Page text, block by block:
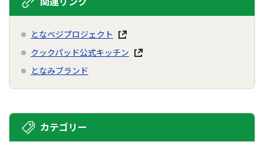
となベジプロジェクト
クックパッド公式キッチン
となみブランド
カテゴリー